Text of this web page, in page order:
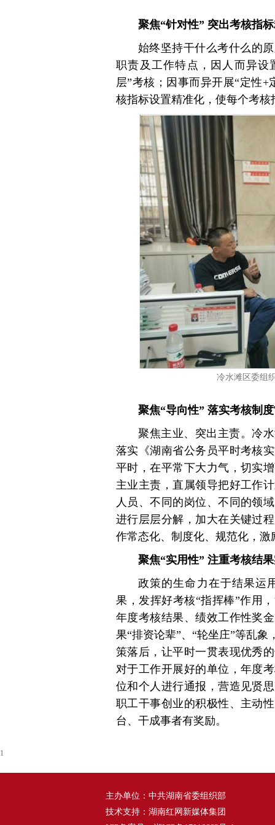
聚焦“针对性” 突出考核指
始终坚持干什么考什么的
职责及工作特点，因人而异设
层”考核；因事而异开展“定性
核指标设置精准化，使每个考核
冷水滩区委组
聚焦“导向性” 落实考核制
聚焦主业、突出主责。冷
落实《湖南省公务员平时考核
平时，在平常下大力气，切实
主业主责，直属领导把好工作
人员、不同的岗位、不同的领
进行层层分解，加大在关键过
作常态化、制度化、规范化，
聚焦“实用性” 注重考核结
政策的生命力在于结果运
果，发挥好考核“指挥棒”作用
年度考核结果、绩效工作性奖
果“排资论辈”、“轮坐庄”等乱
策落后，让平时一贯表现优秀
对于工作开展好的单位，年度
位和个人进行通报，营造见贤
职工干事创业的积极性、主动
台、干成事者有奖励。
1
主办单位：中共湖南省委组织部
技术支持：湖南红网新媒体集团